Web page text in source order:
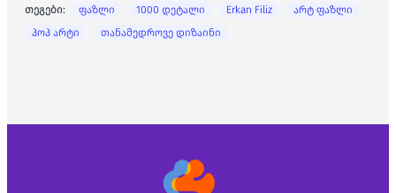
თეგები: ფაზლი 1000 დეტალი Erkan Filiz
არტ ფაზლი
პოპ არტი
თანამედროვე დიზაინი